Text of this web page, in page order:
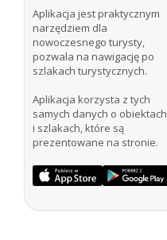
Aplikacja jest praktycznym
narzędziem dla
nowoczesnego turysty,
pozwala na nawigację po
szlakach turystycznych.
Aplikacja korzysta z tych
samych danych o obiektach
i szlakach, które są
prezentowane na stronie.